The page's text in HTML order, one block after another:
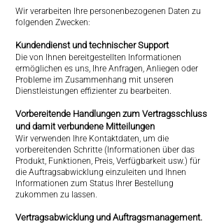
Wir verarbeiten Ihre personenbezogenen Daten zu
folgenden Zwecken:
Kundendienst und technischer Support
Die von Ihnen bereitgestellten Informationen
ermöglichen es uns, Ihre Anfragen, Anliegen oder
Probleme im Zusammenhang mit unseren
Dienstleistungen effizienter zu bearbeiten.
Vorbereitende Handlungen zum Vertragsschluss
und damit verbundene Mitteilungen
Wir verwenden Ihre Kontaktdaten, um die
vorbereitenden Schritte (Informationen über das
Produkt, Funktionen, Preis, Verfügbarkeit usw.) für
die Auftragsabwicklung einzuleiten und Ihnen
Informationen zum Status Ihrer Bestellung
zukommen zu lassen.
Vertragsabwicklung und Auftragsmanagement.